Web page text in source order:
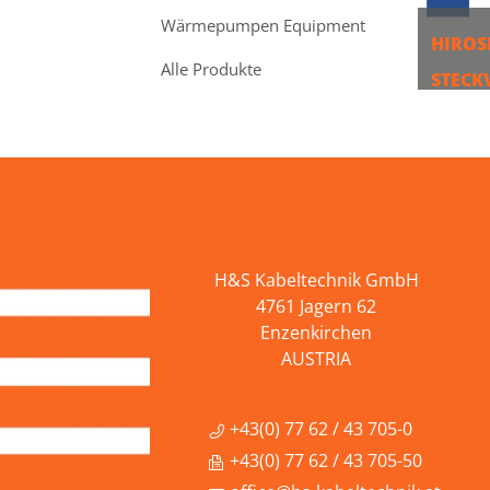
Wärmepumpen Equipment
Alle Produkte
H&S Kabeltechnik GmbH
4761 Jagern 62
Enzenkirchen
AUSTRIA
+43(0) 77 62 / 43 705-0
+43(0) 77 62 / 43 705-50